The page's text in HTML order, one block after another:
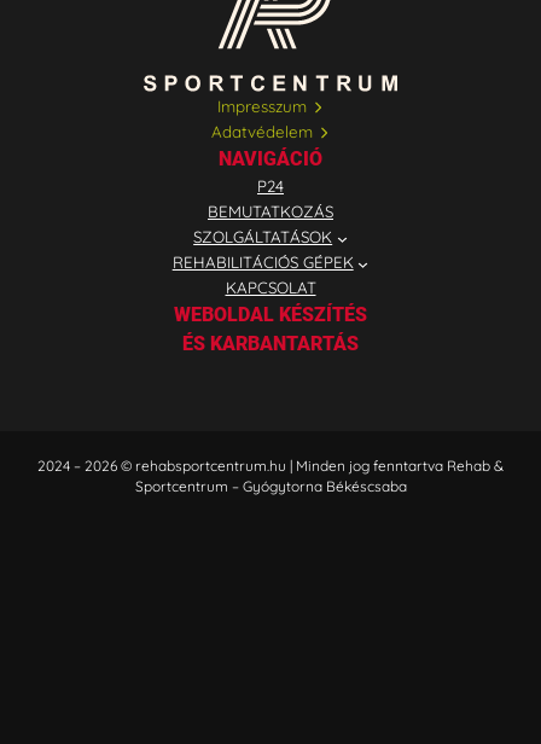
Impresszum
Adatvédelem
NAVIGÁCIÓ
P24
BEMUTATKOZÁS
SZOLGÁLTATÁSOK
REHABILITÁCIÓS GÉPEK
KAPCSOLAT
WEBOLDAL KÉSZÍTÉS
ÉS KARBANTARTÁS
2024 – 2026 © rehabsportcentrum.hu | Minden jog fenntartva Rehab &
Sportcentrum – Gyógytorna Békéscsaba